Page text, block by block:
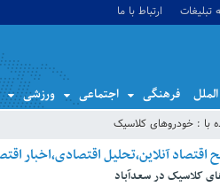
تبلیغات ارتباط با ما
فرهنگی اجتماعی ورزشی
: خودروهای کلاسیک
کلاسیک در سعدآباد